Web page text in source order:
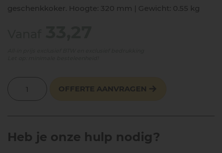
geschenkkoker. Hoogte: 320 mm | Gewicht: 0.55 kg
OFFERTE AANVRAGEN
Heb je onze hulp nodig?